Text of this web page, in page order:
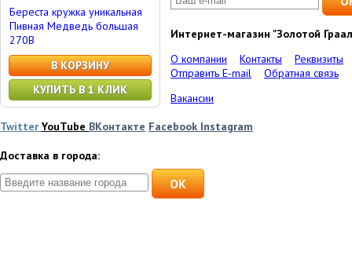
Береста кружка уникальная
Пивная Медведь большая
270В
В КОРЗИНУ
КУПИТЬ В 1 КЛИК
Интернет-магазин "Золотой
О компании
Контакты
Реквизиты
Отправить E-mail
Обратная связь
Вакансии
Twitter YouTube ВКонтакте Facebook Instagram
Доставка в города:
OK